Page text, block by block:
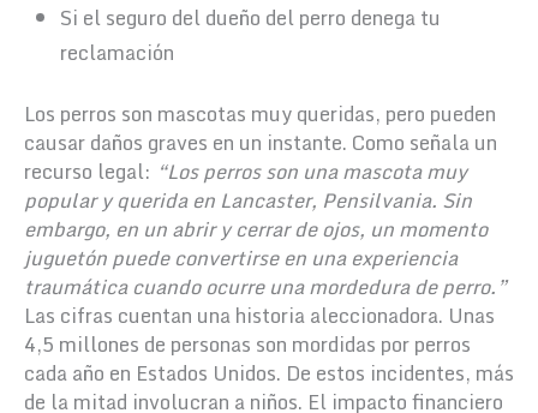
Si el seguro del dueño del perro denega tu
reclamación
Los perros son mascotas muy queridas, pero pueden
causar daños graves en un instante. Como señala un
recurso legal: “Los perros son una mascota muy
popular y querida en Lancaster, Pensilvania. Sin
embargo, en un abrir y cerrar de ojos, un momento
juguetón puede convertirse en una experiencia
traumática cuando ocurre una mordedura de perro.”
Las cifras cuentan una historia aleccionadora. Unas
4,5 millones de personas son mordidas por perros
cada año en Estados Unidos. De estos incidentes, más
de la mitad involucran a niños. El impacto financiero